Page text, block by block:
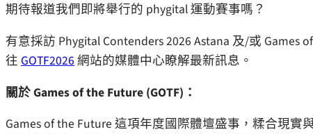
期待報道我們即將舉行的 phygital 運動賽事嗎？
有意採訪 Phygital Contenders 2026 Astana 及/或
往 GOTF2026 網站的媒體中心瞭解最新訊息。
關於 Games of the Future (GOTF)：
Games of the Future 這項年度國際體壇盛事，糅合現